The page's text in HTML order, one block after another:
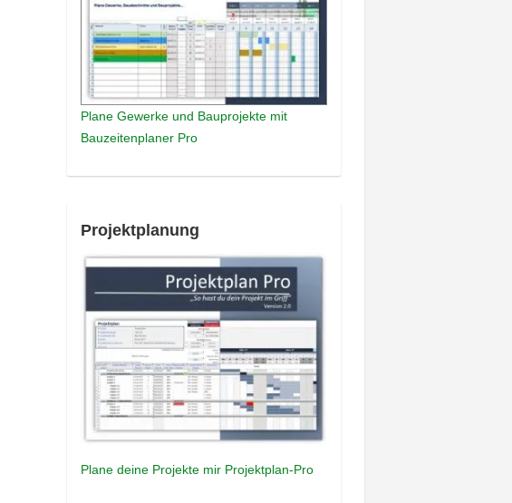
Plane Gewerke und Bauprojekte mit
Bauzeitenplaner Pro
Projektplanung
Plane deine Projekte mir Projektplan-Pro